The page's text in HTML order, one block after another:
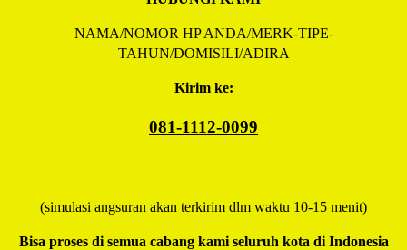
NAMA/NOMOR HP ANDA/MERK-TIPE-
TAHUN/DOMISILI/ADIRA
Kirim ke:
081-1112-0099
(simulasi angsuran akan terkirim dlm waktu 10-15 menit)
Bisa proses di semua cabang kami seluruh kota di Indonesia